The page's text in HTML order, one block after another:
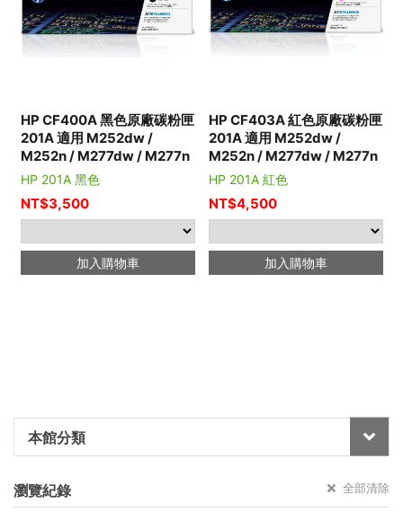
本館分類
瀏覽紀錄 全部清除
HP CF400A 黑色原廠碳粉匣
201A 適用 M252dw /
M252n / M277dw / M277n
HP 201A 黑色
NT$3,500
加入購物車
HP CF403A 紅色原廠碳粉匣
201A 適用 M252dw /
M252n / M277dw / M277n
HP 201A 紅色
NT$4,500
加入購物車